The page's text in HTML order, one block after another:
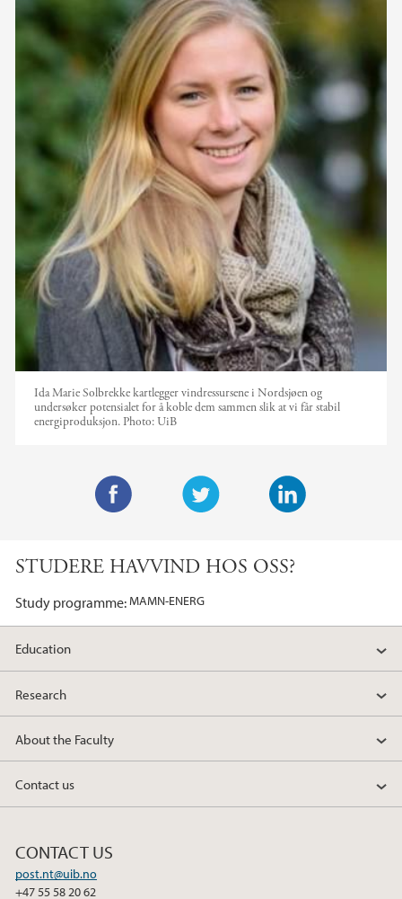
Ida Marie Solbrekke kartlegger vindressursene i Nordsjøen og
undersøker potensialet for å koble dem sammen slik at vi får stabil
energiproduksjon. Photo:UiB
i
n
c
b
STUDERE HAVVIND HOS OSS?
Study programme MAMN-ENERG
Education
Research
About the Faculty
Contact us
CONTACT US
post.nt@uib.no
+47 55 58 20 62